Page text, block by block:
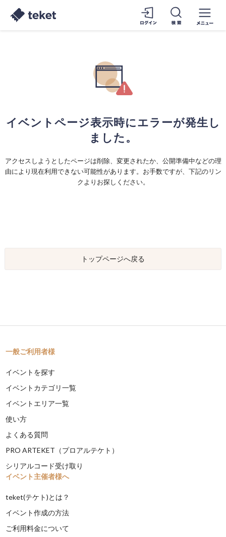
イベントページ表示時にエラーが発生し
ました。
アクセスしようとしたページは削除、変更されたか、公開準備中などの理
由により現在利用できない可能性があります。お手数ですが、下記のリン
クよりお探しください。
トップページへ戻る
一般ご利用者様
イベントを探す
イベントカテゴリ一覧
イベントエリア一覧
使い方
よくある質問
PRO ARTEKET（プロアルテケト）
シリアルコード受け取り
イベント主催者様へ
teket(テケト)とは？
イベント作成の方法
ご利用料金について